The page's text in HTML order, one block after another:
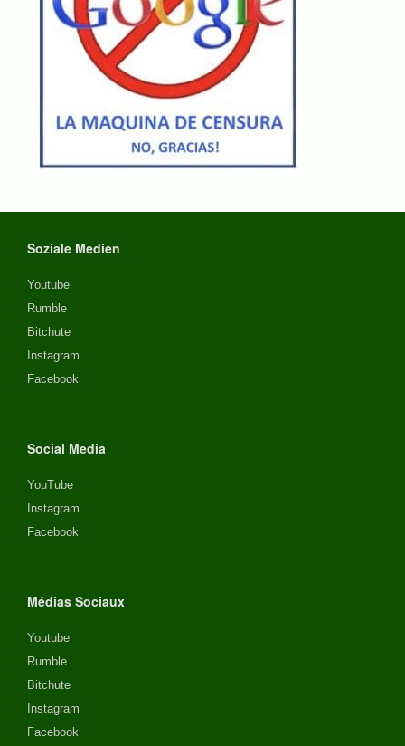
Soziale Medien
Youtube
Rumble
Bitchute
Instagram
Facebook
Social Media
YouTube
Instagram
Facebook
Médias Sociaux
Youtube
Rumble
Bitchute
Instagram
Facebook